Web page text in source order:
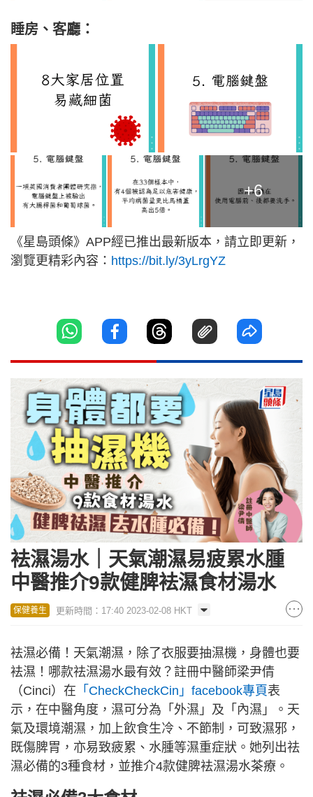
睡房、客廳：
+6
《星島頭條》APP經已推出最新版本，請立即更新，
瀏覽更精彩內容： https://bit.ly/3yLrgYZ
袪濕湯水｜天氣潮濕易疲累水腫
中醫推介9款健脾袪濕食材湯水
保健養生 更新時間：17:40 2023-02-08 HKT
袪濕必備！天氣潮濕，除了衣服要抽濕機，身體也要
袪濕！哪款祛濕湯水最有效？註冊中醫師梁尹倩
（Cinci）在 「CheckCheckCin」facebook專頁表
示，在中醫角度，濕可分為「外濕」及「內濕」。天
氣及環境潮濕，加上飲食生冷、不節制，可致濕邪，
既傷脾胃，亦易致疲累、水腫等濕重症狀。她列出祛
濕必備的3種食材，並推介4款健脾袪濕湯水茶療。